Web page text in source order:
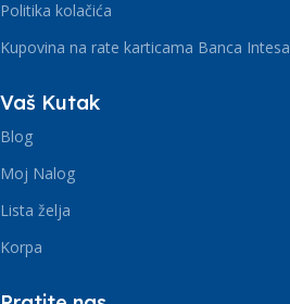
Politika kolačića
Kupovina na rate karticama Banca Intesa
Vaš Kutak
Blog
Moj Nalog
Lista želja
Korpa